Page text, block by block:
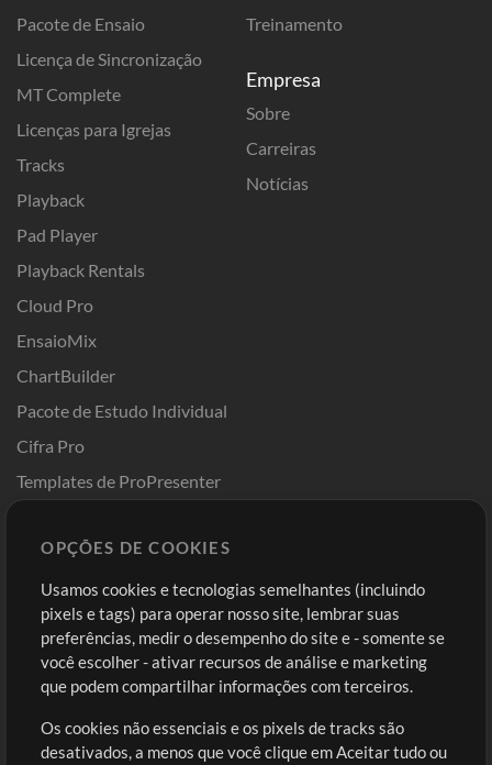
Pacote de Ensaio
Licença de Sincronização
MT Complete
Licenças para Igrejas
Tracks
Playback
Pad Player
Playback Rentals
Cloud Pro
EnsaioMix
ChartBuilder
Pacote de Estudo Individual
Cifra Pro
Templates de ProPresenter
Treinamento
Empresa
Sobre
Carreiras
Notícias
Comprar Créditos
Conteúdo Grátis
Solicite uma Música
Extras
Entre
Cadastre-se
Ir ao carrinho
OPÇÕES DE COOKIES
Usamos cookies e tecnologias semelhantes (incluindo
pixels e tags) para operar nosso site, lembrar suas
preferências, medir o desempenho do site e - somente se
você escolher - ativar recursos de análise e marketing
que podem compartilhar informações com terceiros.
Os cookies não essenciais e os pixels de tracks são
desativados, a menos que você clique em Aceitar tudo ou